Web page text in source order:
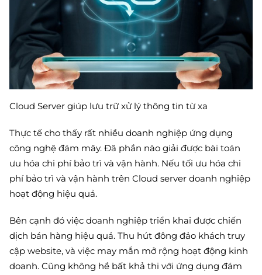
Cloud Server giúp lưu trữ xử lý thông tin từ xa
Thực tế cho thấy rất nhiều doanh nghiệp ứng dụng
công nghệ đám mây. Đã phần nào giải được bài toán
ưu hóa chi phí bảo trì và vận hành. Nếu tối ưu hóa chi
phí bảo trì và vận hành trên Cloud server doanh nghiệp
hoạt động hiệu quả.
Bên cạnh đó việc doanh nghiệp triển khai được chiến
dịch bán hàng hiệu quả. Thu hút đông đảo khách truy
cập website, và việc may mắn mở rộng hoạt động kinh
doanh. Cũng không hề bất khả thi với ứng dụng đám